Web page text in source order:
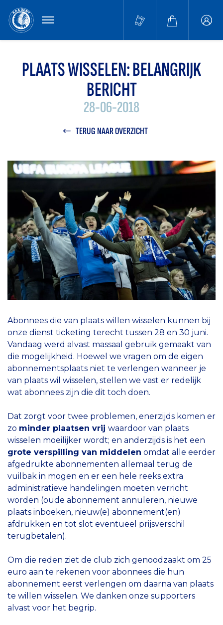
MENU
PLAATS WISSELEN: BELANGRIJK
BERICHT
28-06-2018
TERUG NAAR OVERZICHT
Abonnees die van plaats willen wisselen kunnen bij
onze dienst ticketing terecht tussen 28 en 30 juni.
Vandaag werd alvast massaal gebruik gemaakt van
die mogelijkheid. Hoewel we vragen om de eigen
abonnementsplaats niet te verlengen wanneer je
van plaats wil wisselen, stellen we vast er redelijk
wat abonnees zijn die dit toch doen.
Dat zorgt voor twee problemen, enerzijds komen er
zo minder plaatsen vrij waardoor van plaats
wisselen moeilijker wordt; en anderzijds is het een
grote verspilling van middelen omdat alle eerder
afgedrukte abonnementen allemaal terug de
vuilbak in mogen en er een hele reeks extra
administratieve handelingen moeten verricht
worden (oude abonnement annuleren, nieuwe
plaats inboeken, nieuw(e) abonnement(en)
afdrukken en tot slot eventueel prijsverschil
terugbetalen).
Om die reden ziet de club zich genoodzaakt om 25
euro aan te rekenen voor abonnees die hun
abonnement eerst verlengen om daarna van plaats
te willen wisselen. We danken onze supporters
alvast voor het begrip.